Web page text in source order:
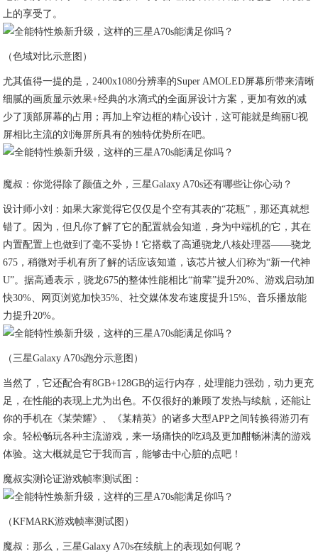
上的享受了。
（色域对比示意图）
尤其值得一提的是，2400x1080分辨率的Super AMOLED屏幕所带来清晰
细腻的画质显示效果+经典的水滴式的全面屏设计方案，更加有效的减
少了顶部屏幕的占用；再加上窄边框的精心设计，这可能就是绚丽U视
屏相比主流的刘海屏所具有的独特优势所在吧。
魔叔：你觉得除了颜值之外，三星Galaxy A70s还有哪些让你心动？
设计师小刘：如果大家觉得它仅仅是个空有其表的“花瓶”，那还真就想
错了。因为，但凡你了解了它的配置就会知道，身为中端机的它，其在
内置配置上也做到了毫不妥协！它搭载了高通骁龙八核处理器——骁龙
675，稍微对手机有所了解的话应该知道，该芯片被人们称为“新一代神
U”。据高通表示，骁龙675的整体性能相比“前辈”提升20%、游戏启动加
快30%、网页浏览加快35%、社交媒体发布速度提升15%、音乐播放能
力提升20%。
（三星Galaxy A70s跑分示意图）
当然了，它还配合有8GB+128GB的运行内存，处理能力强劲，动力更充
足，在性能的表现上尤为出色。不仅很好的兼顾了发热与续航，还能让
你的手机在《某荣耀》、《某精英》的诸多大型APP之间转换得游刃有
余。轻松畅玩各种主流游戏，来一场痛快的吃鸡及更加酣畅淋漓的游戏
体验。这大概就是它于我而言，能够击中心脏的点吧！
魔叔实测论证游戏帧率测试图：
（KFMARK游戏帧率测试图）
魔叔：那么，三星Galaxy A70s在续航上的表现如何呢？